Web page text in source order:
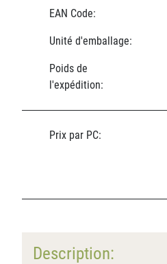
EAN Code:
Unité d'emballage:
Poids de
l'expédition:
Prix par PC:
Description: